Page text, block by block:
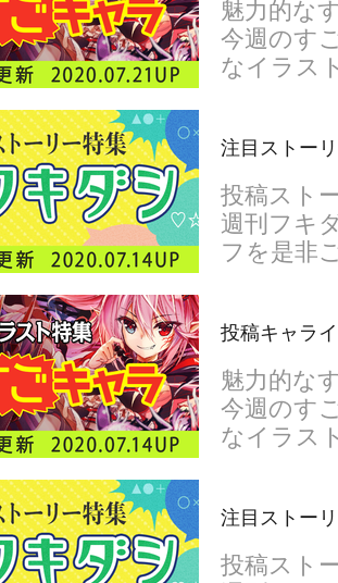
魅力的な
今週のす
なイラス
注目ストー
投稿スト
週刊フキ
フを是非
投稿キャラ
魅力的な
今週のす
なイラス
注目ストー
投稿スト